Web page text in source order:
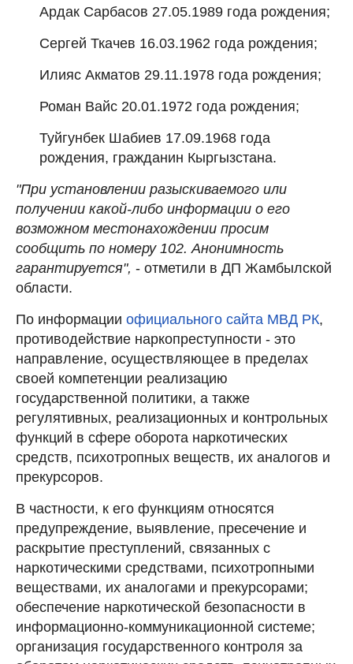
Ардак Сарбасов 27.05.1989 года рождения;
Сергей Ткачев 16.03.1962 года рождения;
Илияс Акматов 29.11.1978 года рождения;
Роман Вайс 20.01.1972 года рождения;
Туйгунбек Шабиев 17.09.1968 года
рождения, гражданин Кыргызстана.
"При установлении разыскиваемого или
получении какой-либо информации о его
возможном местонахождении просим
сообщить по номеру 102. Анонимность
гарантируется", - отметили в ДП Жамбылской
области.
По информации официального сайта МВД РК,
противодействие наркопреступности - это
направление, осуществляющее в пределах
своей компетенции реализацию
государственной политики, а также
регулятивных, реализационных и контрольных
функций в сфере оборота наркотических
средств, психотропных веществ, их аналогов и
прекурсоров.
В частности, к его функциям относятся
предупреждение, выявление, пресечение и
раскрытие преступлений, связанных с
наркотическими средствами, психотропными
веществами, их аналогами и прекурсорами;
обеспечение наркотической безопасности в
информационно-коммуникационной системе;
организация государственного контроля за